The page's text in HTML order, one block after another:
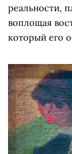
реальности,
воплощая
который его